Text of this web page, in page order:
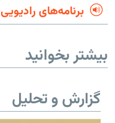
برنامه‌های رادیویی
بیشتر بخوانید
گزارش و تحلیل